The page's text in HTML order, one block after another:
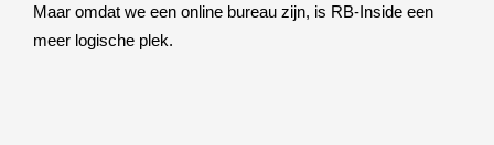
Maar omdat we een online bureau zijn, is RB-Inside een
meer logische plek.